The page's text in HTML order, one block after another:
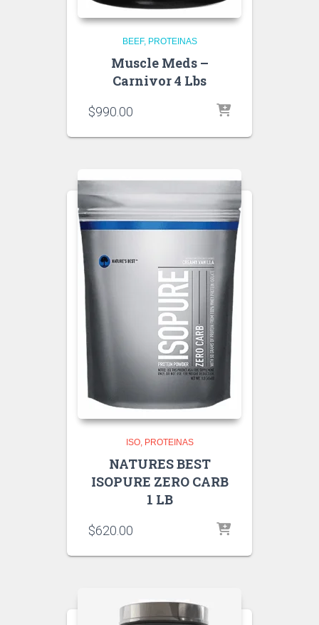
BEEF PROTEINAS
Muscle Meds –
Carnivor 4 Lbs
$990.00
ISO PROTEINAS
NATURES BEST
ISOPURE ZERO CARB
1 LB
$620.00